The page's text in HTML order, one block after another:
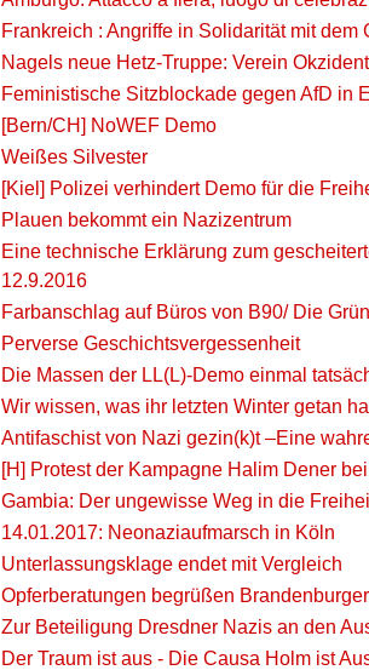
Frankreich : Angriffe in Solidarität mit
Nagels neue Hetz-Truppe: Verein Okzident
Feministische Sitzblockade gegen AfD in
[Bern/CH] NoWEF Demo
Weißes Silvester
[Kiel] Polizei verhindert Demo für die
Plauen bekommt ein Nazizentrum
Eine technische Erklärung zum
12.9.2016
Farbanschlag auf Büros von B90/ Die
Perverse Geschichtsvergessenheit
Die Massen der LL(L)-Demo einmal
Wir wissen, was ihr letzten Winter getan
Antifaschist von Nazi gezin(k)t –Eine
[H] Protest der Kampagne Halim Dener
Gambia: Der ungewisse Weg in die
14.01.2017: Neonaziaufmarsch in Köln
Unterlassungsklage endet mit Vergleich
Opferberatungen begrüßen
Zur Beteiligung Dresdner Nazis an den
Der Traum ist aus - Die Causa Holm ist